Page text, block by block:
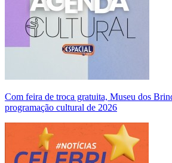
Com feira de troca gratuita, Museu dos
programação cultural de 2026